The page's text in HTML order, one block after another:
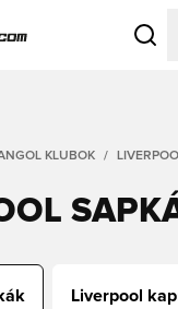
KLUBOK
Liverpool